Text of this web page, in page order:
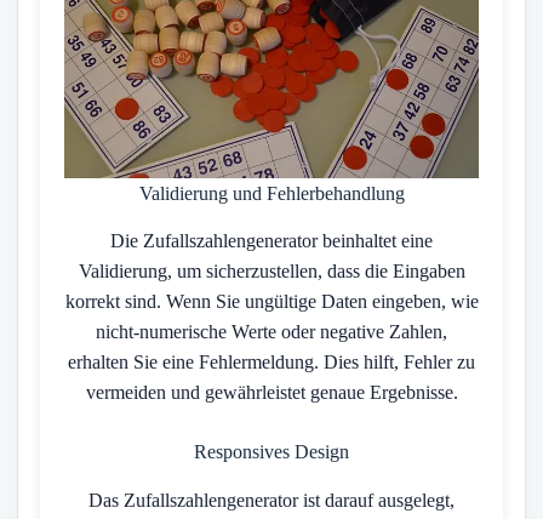
Validierung und Fehlerbehandlung
Die Zufallszahlengenerator beinhaltet eine
Validierung, um sicherzustellen, dass die Eingaben
korrekt sind. Wenn Sie ungültige Daten eingeben, wie
nicht-numerische Werte oder negative Zahlen,
erhalten Sie eine Fehlermeldung. Dies hilft, Fehler zu
vermeiden und gewährleistet genaue Ergebnisse.
Responsives Design
Das Zufallszahlengenerator ist darauf ausgelegt,